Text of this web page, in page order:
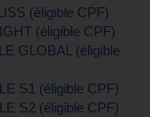
(éligible CPF)
(éligible CPF)
GLOBAL (éligible
S1 (éligible CPF)
S2 (éligible CPF)